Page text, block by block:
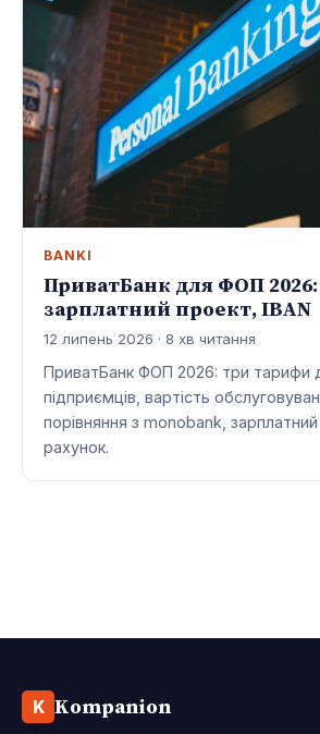
BANKI
ПриватБанк для ФОП
зарплатний проект, IBAN
12 липень 2026 · 8 хв читання
ПриватБанк ФОП 2026: три тарифи
підприємців, вартість
порівняння з monobank, зарплатний
рахунок.
K Kompanion